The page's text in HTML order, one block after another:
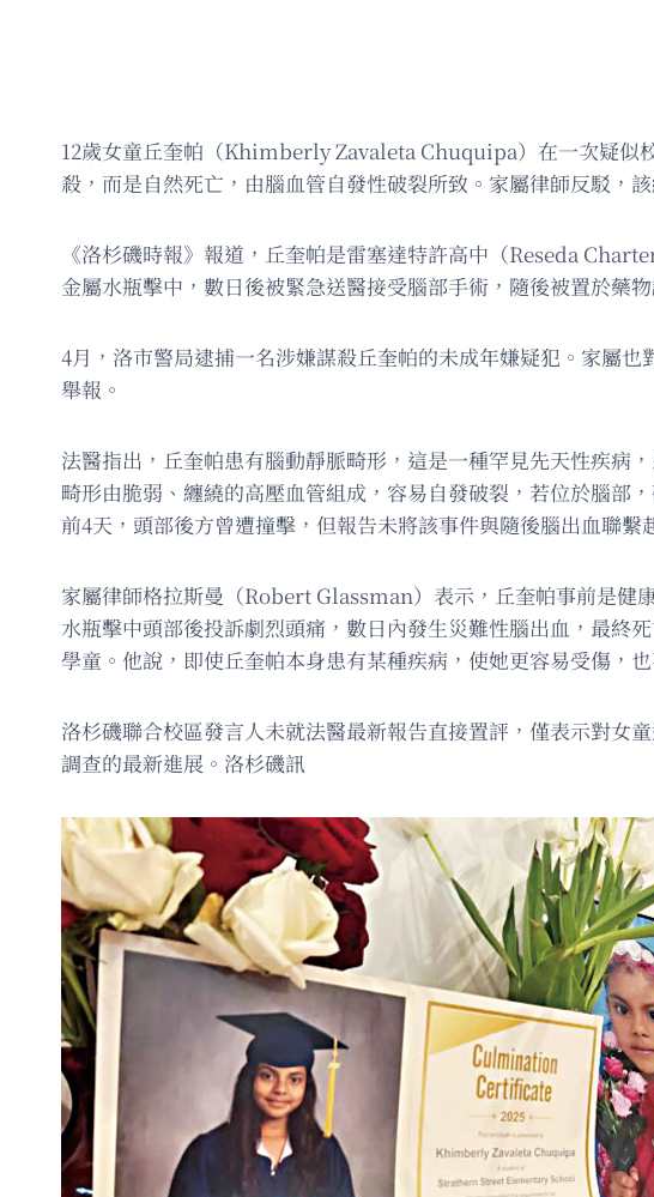
12歲女童丘奎帕（Khimberly Zavaleta Chuquipa）在一次疑似
殺，而是自然死亡，由腦血管自發性破裂所致。家屬律師反駁，
《洛杉磯時報》報道，丘奎帕是雷塞達特許高中（Reseda
金屬水瓶擊中，數日後被緊急送醫接受腦部手術，隨後被置於藥
4月，洛市警局逮捕一名涉嫌謀殺丘奎帕的未成年嫌疑犯。家屬
舉報。
法醫指出，丘奎帕患有腦動靜脈畸形，這是一種罕見先天性疾
畸形由脆弱、纏繞的高壓血管組成，容易自發破裂，若位於腦部
前4天，頭部後方曾遭撞擊，但報告未將該事件與隨後腦出血聯繫
家屬律師格拉斯曼（Robert Glassman）表示，丘奎帕事前是健
水瓶擊中頭部後投訴劇烈頭痛，數日內發生災難性腦出血，最終
學童。他說，即使丘奎帕本身患有某種疾病，使她更容易受傷，
洛杉磯聯合校區發言人未就法醫最新報告直接置評，僅表示對女
調查的最新進展。洛杉磯訊